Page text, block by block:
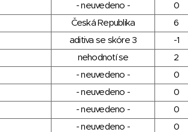
- neuvedeno -
0
Česká Republika
6
aditiva se skóre 3
-1
nehodnotí se
2
- neuvedeno -
0
- neuvedeno -
0
- neuvedeno -
0
- neuvedeno -
0